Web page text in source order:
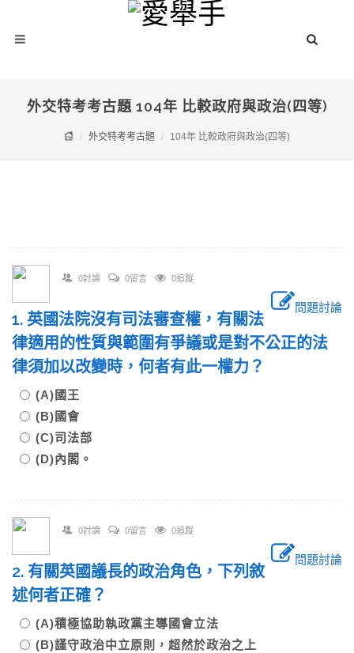
外交特考考古題 104年 比較政府與政治(四等)
外交特考考古題 104年 比較政府與政治(四等)
0討論 0留言 0追蹤
問題討論
1. 英國法院沒有司法審查權，有關法
律適用的性質與範圍有爭議或是對不公正的法
律須加以改變時，何者有此一權力？
(A)國王
(B)國會
(C)司法部
(D)內閣。
0討論 0留言 0追蹤
問題討論
2. 有關英國議長的政治角色，下列敘
述何者正確？
(A)積極協助執政黨主導國會立法
(B)謹守政治中立原則，超然於政治之上